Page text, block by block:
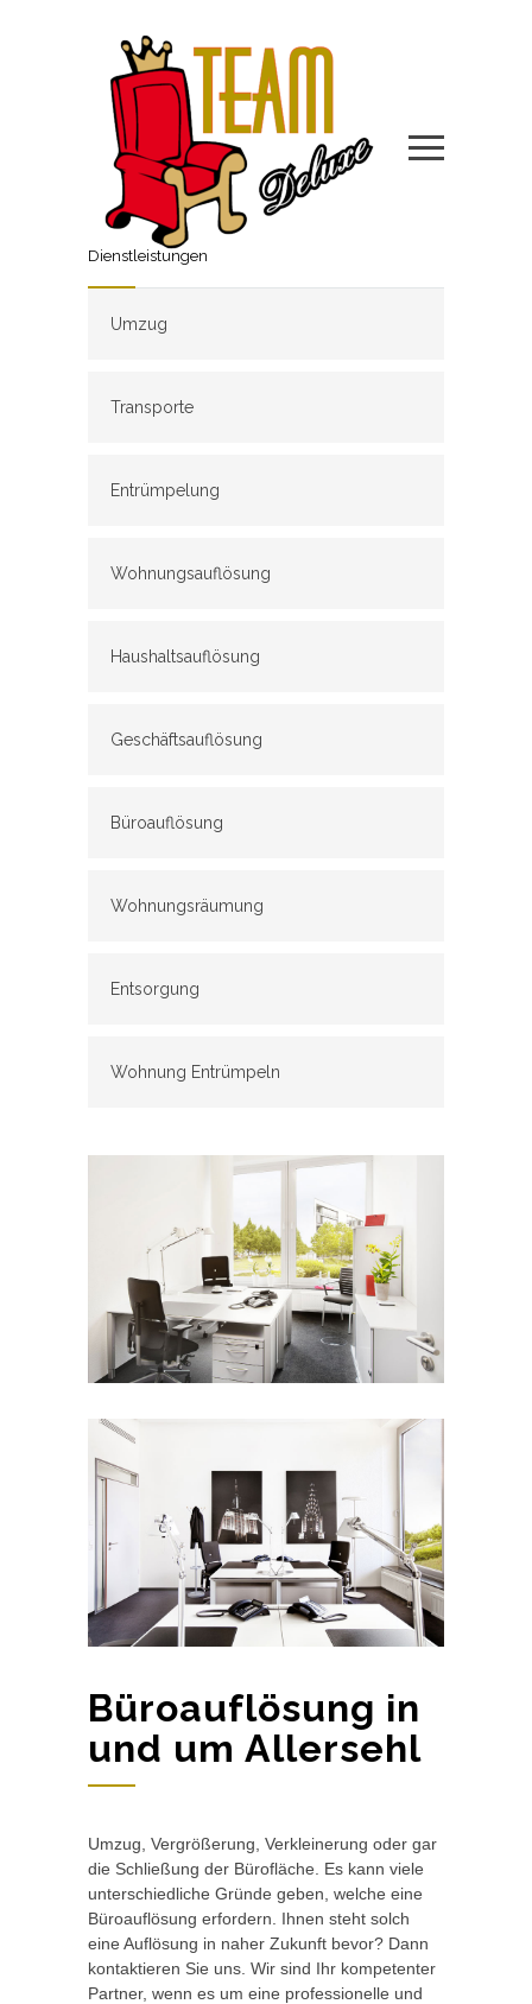
Dienstleistungen
Umzug
Transporte
Entrümpelung
Wohnungsauflösung
Haushaltsauflösung
Geschäftsauflösung
Büroauflösung
Wohnungsräumung
Entsorgung
Wohnung Entrümpeln
Büroauflösung in
und um Allersehl
Umzug, Vergrößerung, Verkleinerung oder gar
die Schließung der Bürofläche. Es kann viele
unterschiedliche Gründe geben, welche eine
Büroauflösung erfordern. Ihnen steht solch
eine Auflösung in naher Zukunft bevor? Dann
kontaktieren Sie uns. Wir sind Ihr kompetenter
Partner, wenn es um eine professionelle und